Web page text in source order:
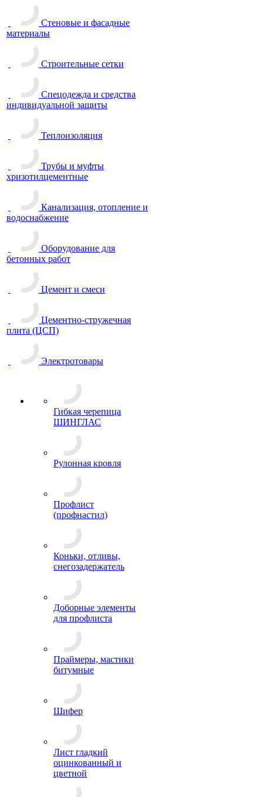
Стеновые и фасадные
материалы
Строительные сетки
Спецодежда и средства
индивидуальной защиты
Теплоизоляция
Трубы и муфты
хризотилцементные
Канализация, отопление и
водоснабжение
Оборудование для
бетонных работ
Цемент и смеси
Цементно-стружечная
плита (ЦСП)
Электротовары
Гибкая черепица
ШИНГЛАС
Рулонная кровля
Профлист
(профнастил)
Коньки, отливы,
снегозадержатель
Доборные элементы
для профлиста
Праймеры, мастики
битумные
Шифер
Лист гладкий
оцинкованный и
цветной